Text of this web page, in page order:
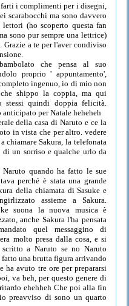
i complimenti per i disegni,
scarabocchi ma sono davvero
(ho scoperto questa fan
sono pur sempre una lettrice)
a te per l'aver condiviso
che pensa al suo
proprio ' appuntamento',
ingenuo, io di mio non
che shippo la coppia, ma qui
stessi quindi doppia felicità.
anticipato per Natale heheheh
della casa di Naruto e ce la
in vista che per altro. vedere
chiamare Sakura, la telefonata
un sorriso e qualche urlo da
quando ha fatto le sue
perché è stata una grande
della chiamata di Sasuke e
assieme a Sakura.
suona la nuova musica è
anche Sakura l'ha pensata
quel messaggino di
molto presa dalla cosa, e si
a Naruto se no Naruto
una brutta figura arrivando
avuto tre ore per prepararsi
va beh, per questo genere di
ehehheh Che poi alla fin
preavviso di sono un quarto